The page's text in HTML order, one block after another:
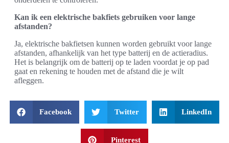
Kan ik een elektrische bakfiets gebruiken voor lange
afstanden?
Ja, elektrische bakfietsen kunnen worden gebruikt voor lange
afstanden, afhankelijk van het type batterij en de actieradius.
Het is belangrijk om de batterij op te laden voordat je op pad
gaat en rekening te houden met de afstand die je wilt
afleggen.
Facebook Twitter LinkedIn
Pinterest